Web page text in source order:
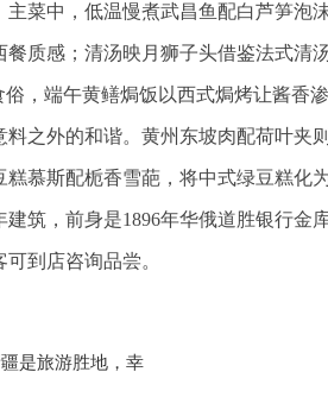
主菜中，低温慢煮武昌鱼配白芦笋
质感；清汤映月狮子头借鉴法式清
，端午黄鳝焗饭以西式焗烤让酱香
之外的和谐。黄州东坡肉配荷叶夹
慕斯配栀香雪葩，将中式绿豆糕化
筑，前身是1896年华俄道胜银行金
到店咨询品尝。
是旅游胜地，幸